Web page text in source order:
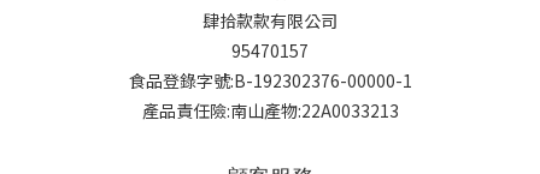
肆拾款款有限公司
95470157
食品登錄字號:B-192302376-00000-1
產品責任險:南山產物:22A0033213